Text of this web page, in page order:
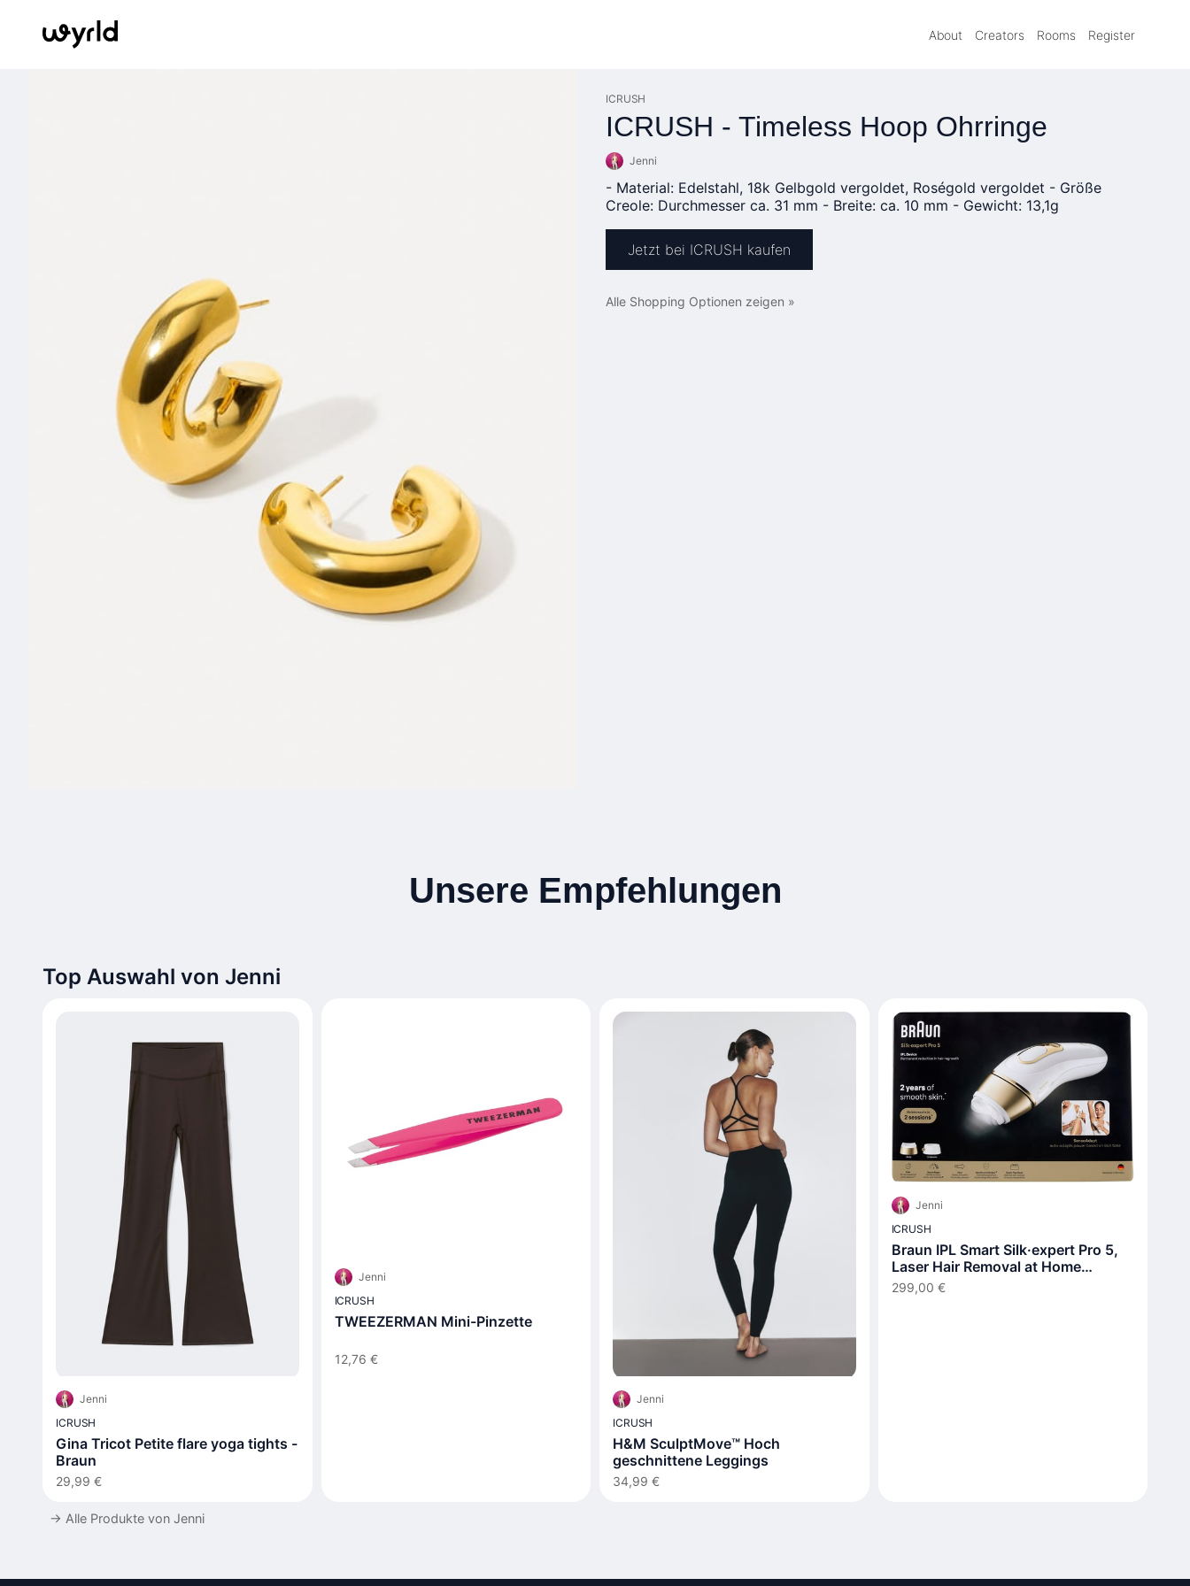
About Creators Rooms Register
ICRUSH
ICRUSH - Timeless Hoop Ohrringe
Jenni
- Material: Edelstahl, 18k Gelbgold vergoldet, Roségold vergoldet - Größe
Creole: Durchmesser ca. 31 mm - Breite: ca. 10 mm - Gewicht: 13,1g
Jetzt bei ICRUSH kaufen
Alle Shopping Optionen zeigen »
Unsere Empfehlungen
Top Auswahl von Jenni
Jenni
ICRUSH
Gina Tricot Petite flare yoga tights -
Braun
29,99 €
Jenni
ICRUSH
TWEEZERMAN Mini-Pinzette
12,76 €
Jenni
ICRUSH
H&M SculptMove™ Hoch
geschnittene Leggings
34,99 €
Jenni
ICRUSH
Braun IPL Smart Silk·expert Pro 5,
Laser Hair Removal at Home
PL5210
299,00 €
→ Alle Produkte von Jenni